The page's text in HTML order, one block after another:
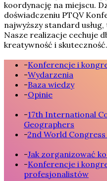
koordynację na miejscu.
doświadczeniu PTQV
najwyższy standard
Nasze realizacje cechuje
kreatywność i skuteczność.
-Konferencje i
-Wydarzenia
-Baza wiedzy
-Opinie
-17th International
Geographers
-2nd World
-Jak zorganizować
-Konferencje i
profesjonalistów